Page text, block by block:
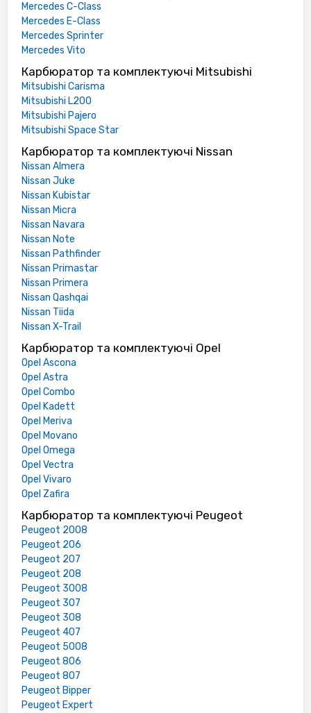
Mercedes C-Class
Mercedes E-Class
Mercedes Sprinter
Mercedes Vito
Карбюратор та комплектуючі Mitsubishi
Mitsubishi Carisma
Mitsubishi L200
Mitsubishi Pajero
Mitsubishi Space Star
Карбюратор та комплектуючі Nissan
Nissan Almera
Nissan Juke
Nissan Kubistar
Nissan Micra
Nissan Navara
Nissan Note
Nissan Pathfinder
Nissan Primastar
Nissan Primera
Nissan Qashqai
Nissan Tiida
Nissan X-Trail
Карбюратор та комплектуючі Opel
Opel Ascona
Opel Astra
Opel Combo
Opel Kadett
Opel Meriva
Opel Movano
Opel Omega
Opel Vectra
Opel Vivaro
Opel Zafira
Карбюратор та комплектуючі Peugeot
Peugeot 2008
Peugeot 206
Peugeot 207
Peugeot 208
Peugeot 3008
Peugeot 307
Peugeot 308
Peugeot 407
Peugeot 5008
Peugeot 806
Peugeot 807
Peugeot Bipper
Peugeot Expert